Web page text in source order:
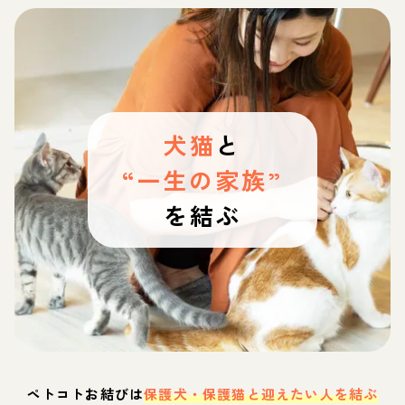
犬猫 と
“一生の家族”
を結ぶ
ペトコトお結びは保護犬・保護猫と迎えたい人を結ぶ